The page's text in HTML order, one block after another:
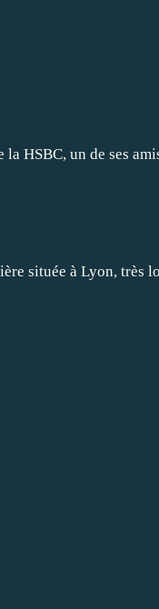
un de
située à Lyon, très